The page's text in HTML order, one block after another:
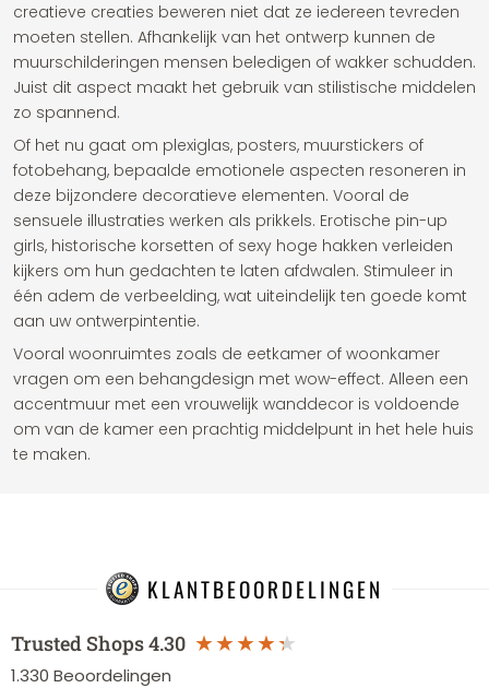
creatieve creaties beweren niet dat ze iedereen tevreden
moeten stellen. Afhankelijk van het ontwerp kunnen de
muurschilderingen mensen beledigen of wakker schudden.
Juist dit aspect maakt het gebruik van stilistische middelen
zo spannend.
Of het nu gaat om plexiglas, posters, muurstickers of
fotobehang, bepaalde emotionele aspecten resoneren in
deze bijzondere decoratieve elementen. Vooral de
sensuele illustraties werken als prikkels. Erotische pin-up
girls, historische korsetten of sexy hoge hakken verleiden
kijkers om hun gedachten te laten afdwalen. Stimuleer in
één adem de verbeelding, wat uiteindelijk ten goede komt
aan uw ontwerpintentie.
Vooral woonruimtes zoals de eetkamer of woonkamer
vragen om een ​​behangdesign met wow-effect. Alleen een
accentmuur met een vrouwelijk wanddecor is voldoende
om van de kamer een prachtig middelpunt in het hele huis
te maken.
KLANTBEOORDELINGEN
Trusted Shops4.30
1.330 Beoordelingen